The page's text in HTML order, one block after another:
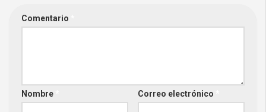
Comentario
Nombre Correo electrónico